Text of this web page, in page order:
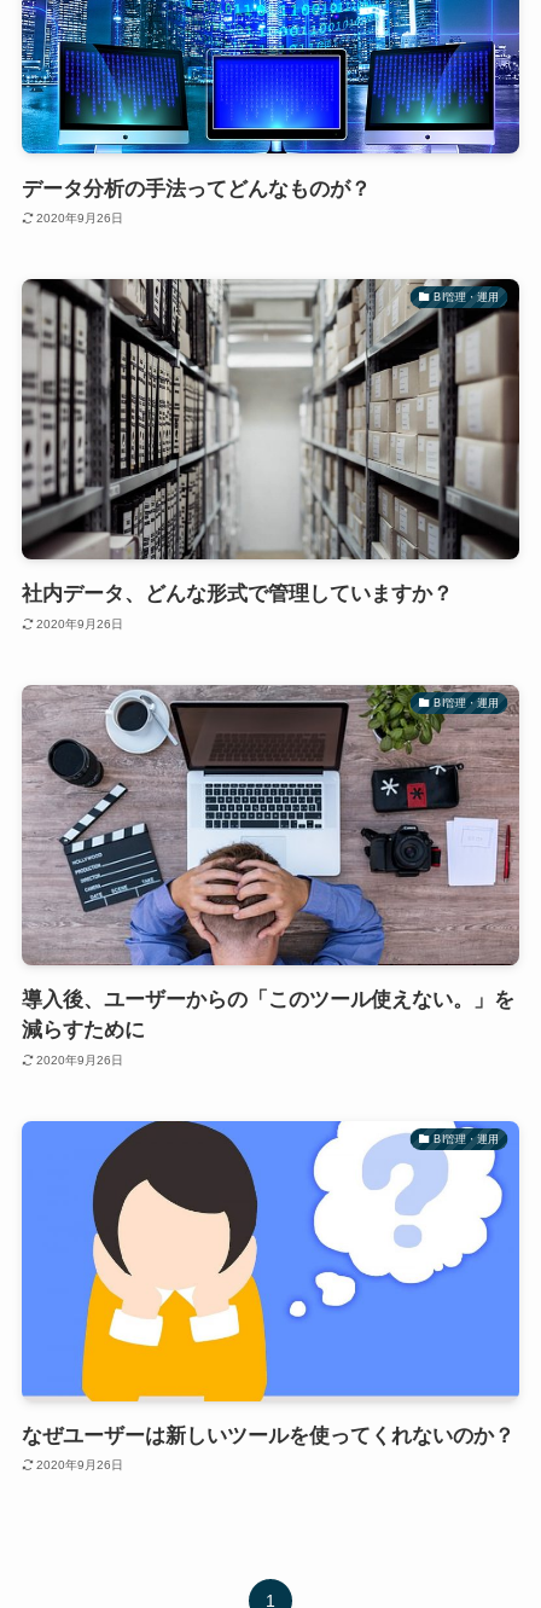
データ分析の手法ってどんなものが？
2020年9月26日
BI管理・運用
社内データ、どんな形式で管理していますか？
2020年9月26日
BI管理・運用
導入後、ユーザーからの「このツール使えない。」を
減らすために
2020年9月26日
BI管理・運用
なぜユーザーは新しいツールを使ってくれないのか？
2020年9月26日
1